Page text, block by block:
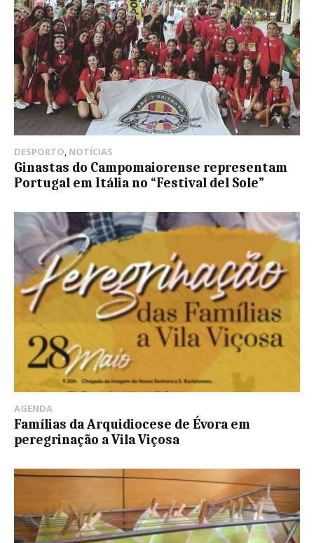
DESPORTO, NOTÍCIAS
Ginastas do Campomaiorense representam
Portugal em Itália no “Festival del Sole”
AGENDA
Famílias da Arquidiocese de Évora em
peregrinação a Vila Viçosa